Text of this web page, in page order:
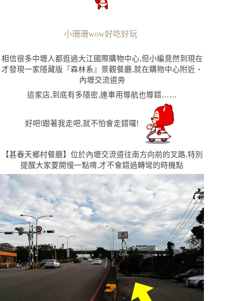
小珊珊wow好吃好玩
相信很多中壢人都逛過大江國際購物中心,但小編竟然到現在
才發現一家隱藏版 『森林系』 景觀餐廳,就在購物中心附近、
內壢交流道旁
這家店,到底有多隱密,連車用導航也導錯……
好吧!跟著我走吧,就不怕會走錯囉!
【甚春天鄉村餐廳】位於內壢交流道往南方向前的叉路,特別
提醒大家要開慢一點唷,才不會錯過轉彎的時機點